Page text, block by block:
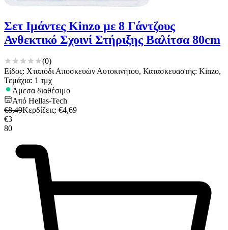
Σετ Ιμάντες Kinzo με 8 Γάντζους
Ανθεκτικό Σχοινί Στήριξης Βαλίτσα 80cm
(0)
Είδος: Χταπόδι Αποσκευών Αυτοκινήτου, Κατασκευαστής: Kinzo,
Τεμάχια: 1 τμχ
Άμεσα διαθέσιμο
Από Hellas-Tech
€8,49Κερδίζεις: €4,69
€3
80